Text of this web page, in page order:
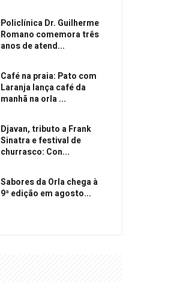
Policlínica Dr. Guilherme
Romano comemora três
anos de atend...
Café na praia: Pato com
Laranja lança café da
manhã na orla ...
Djavan, tributo a Frank
Sinatra e festival de
churrasco: Con...
Sabores da Orla chega à
9ª edição em agosto...